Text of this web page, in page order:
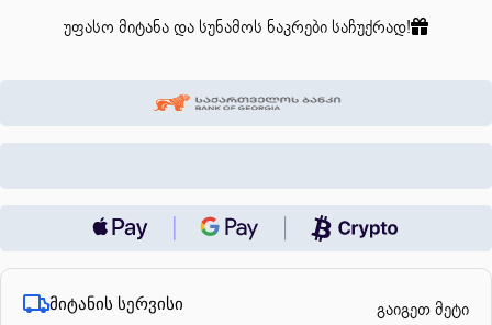
უფასო მიტანა და სუნამოს ნაკრები საჩუქრად!
მიტანის სერვისი გაიგეთ მეტი